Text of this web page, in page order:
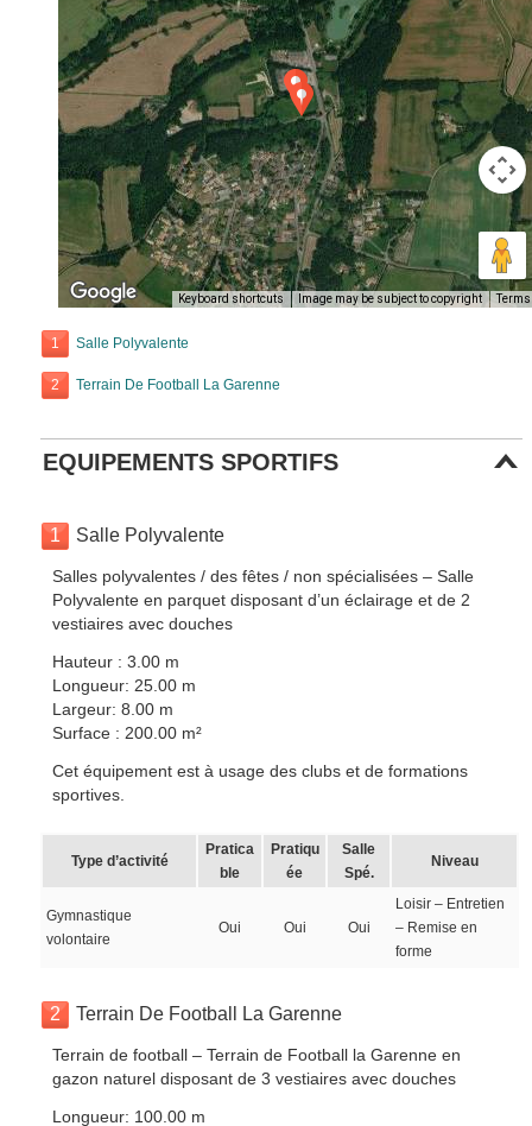
Keyboard shortcuts Image may be subject to copyright Terms
1 Salle Polyvalente
2 Terrain De Football La Garenne
EQUIPEMENTS SPORTIFS
1 Salle Polyvalente
Salles polyvalentes / des fêtes / non spécialisées – Salle
Polyvalente en parquet disposant d’un éclairage et de 2
vestiaires avec douches
Hauteur : 3.00 m
Longueur: 25.00 m
Largeur: 8.00 m
Surface : 200.00 m²
Cet équipement est à usage des clubs et de formations
sportives.
Type d’activité
Pratica
ble
Pratiqu
ée
Salle
Spé.
Niveau
Gymnastique
volontaire
Oui Oui Oui
Loisir – Entretien
– Remise en
forme
2 Terrain De Football La Garenne
Terrain de football – Terrain de Football la Garenne en
gazon naturel disposant de 3 vestiaires avec douches
Longueur: 100.00 m